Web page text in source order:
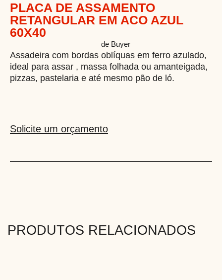
PLACA DE ASSAMENTO
RETANGULAR EM ACO AZUL
60X40
de Buyer
Assadeira com bordas oblíquas em ferro azulado,
ideal para assar , massa folhada ou amanteigada,
pizzas, pastelaria e até mesmo pão de ló.
Solicite um orçamento
PRODUTOS RELACIONADOS